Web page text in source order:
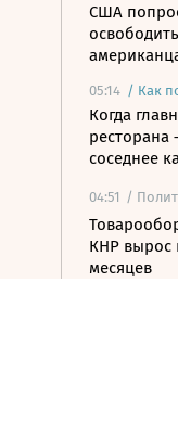
США
05:14 / Как
Когда
ресторана
соседнее
04:51 /
КНР вырос
месяцев